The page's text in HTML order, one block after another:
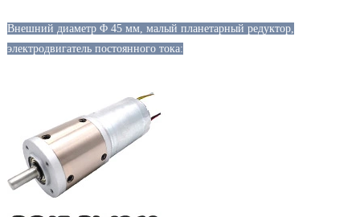
Внешний диаметр Φ 45 мм, малый планетарный редуктор,
электродвигатель постоянного тока: